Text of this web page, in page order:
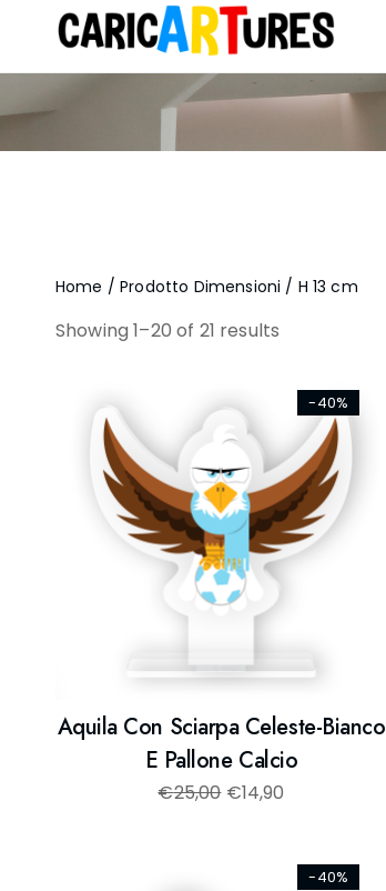
Home / Prodotto Dimensioni / H 13 cm
Showing 1–20 of 21 results
-40%
Aquila Con Sciarpa Celeste-Bianco
E Pallone Calcio
€25,00 €14,90
-40%